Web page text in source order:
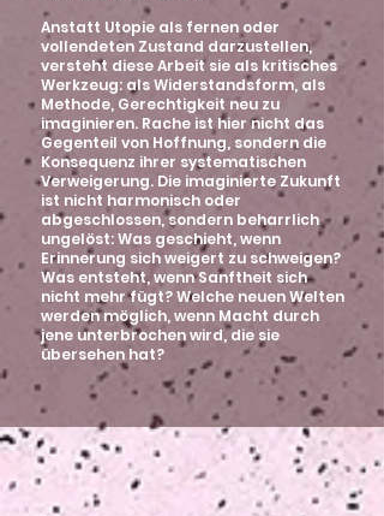
Anstatt Utopie als fernen oder
vollendeten Zustand darzustellen,
versteht diese Arbeit sie als kritisches
Werkzeug: als Widerstandsform, als
Methode, Gerechtigkeit neu zu
imaginieren. Rache ist hier nicht das
Gegenteil von Hoffnung, sondern die
Konsequenz ihrer systematischen
Verweigerung. Die imaginierte Zukunft
ist nicht harmonisch oder
abgeschlossen, sondern beharrlich
ungelöst: Was geschieht, wenn
Erinnerung sich weigert zu schweigen?
Was entsteht, wenn Sanftheit sich
nicht mehr fügt? Welche neuen Welten
werden möglich, wenn Macht durch
jene unterbrochen wird, die sie
übersehen hat?